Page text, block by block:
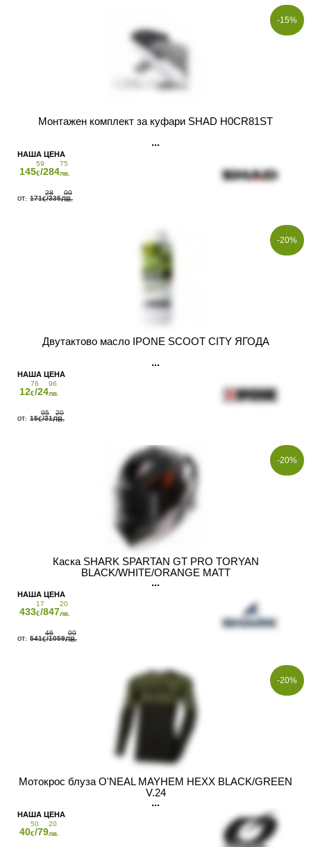
-15%
Монтажен комплект за куфари SHAD H0CR81ST
145
59
€/284
75
лв.
171
28
€/335
00
ЛВ.
-20%
Двутактово масло IPONE SCOOT CITY ЯГОДА
12
76
€/24
96
лв.
15
95
€/31
20
ЛВ.
-20%
Каска SHARK SPARTAN GT PRO TORYAN
BLACK/WHITE/ORANGE MATT
433
17
€/847
20
лв.
541
46
€/1059
00
ЛВ.
-20%
Мотокрос блуза O'NEAL MAYHEM HEXX BLACK/GREEN
V.24
40
50
€/79
20
лв.